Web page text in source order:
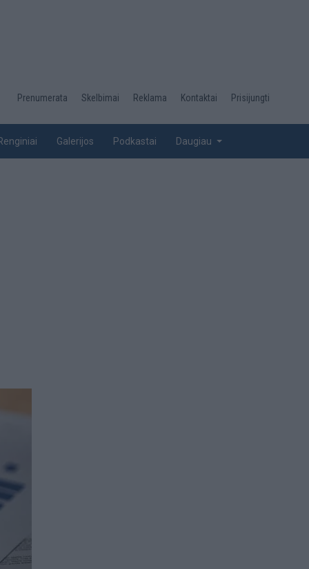
Desktop
top
Prenumerata Skelbimai Reklama Kontaktai Prisijungti
Galerijos Podkastai Daugiau